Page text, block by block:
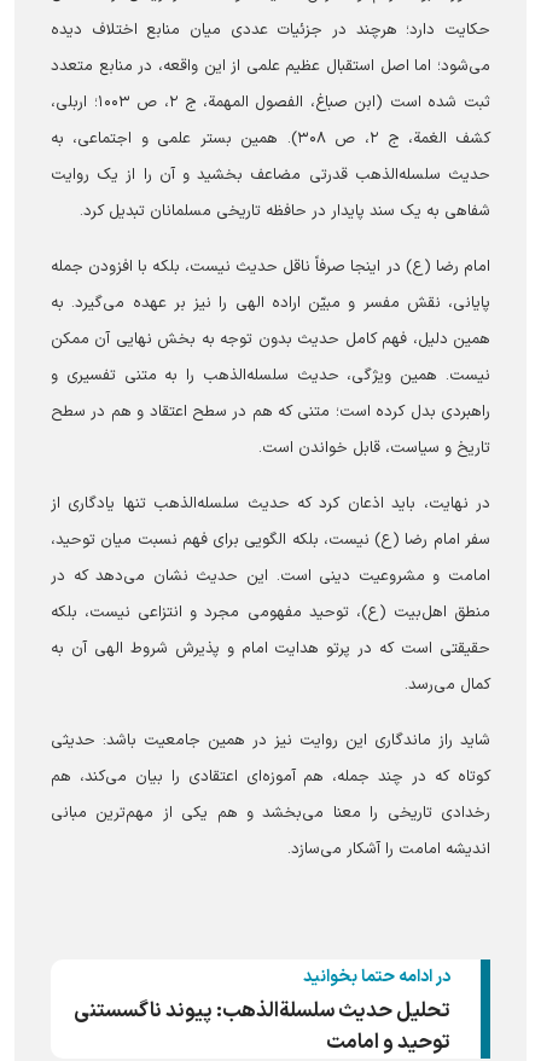
حکایت دارد؛ هرچند در جزئیات عددی میان منابع اختلاف دیده
می‌شود؛ اما اصل استقبال عظیم علمی از این واقعه، در منابع متعدد
ثبت شده است (ابن صباغ، الفصول المهمة، ج ۲، ص ۱۰۰۳؛ اربلی،
کشف الغمة، ج ۲، ص ۳۰۸). همین بستر علمی و اجتماعی، به
حدیث سلسله‌الذهب قدرتی مضاعف بخشید و آن را از یک روایت
شفاهی به یک سند پایدار در حافظه تاریخی مسلمانان تبدیل کرد.
امام رضا (ع) در اینجا صرفاً ناقل حدیث نیست، بلکه با افزودن جمله
پایانی، نقش مفسر و مبیّن اراده الهی را نیز بر عهده می‌گیرد. به
همین دلیل، فهم کامل حدیث بدون توجه به بخش نهایی آن ممکن
نیست. همین ویژگی، حدیث سلسله‌الذهب را به متنی تفسیری و
راهبردی بدل کرده است؛ متنی که هم در سطح اعتقاد و هم در سطح
تاریخ و سیاست، قابل خواندن است.
در نهایت، باید اذعان کرد که حدیث سلسله‌الذهب تنها یادگاری از
سفر امام رضا (ع) نیست، بلکه الگویی برای فهم نسبت میان توحید،
امامت و مشروعیت دینی است. این حدیث نشان می‌دهد که در
منطق اهل‌بیت (ع)، توحید مفهومی مجرد و انتزاعی نیست، بلکه
حقیقتی است که در پرتو هدایت امام و پذیرش شروط الهی آن به
کمال می‌رسد.
شاید راز ماندگاری این روایت نیز در همین جامعیت باشد: حدیثی
کوتاه که در چند جمله، هم آموزه‌ای اعتقادی را بیان می‌کند، هم
رخدادی تاریخی را معنا می‌بخشد و هم یکی از مهم‌ترین مبانی
اندیشه امامت را آشکار می‌سازد.
در ادامه حتما بخوانید
تحلیل حدیث سلسلةالذهب: پیوند ناگسستنی
توحید و امامت